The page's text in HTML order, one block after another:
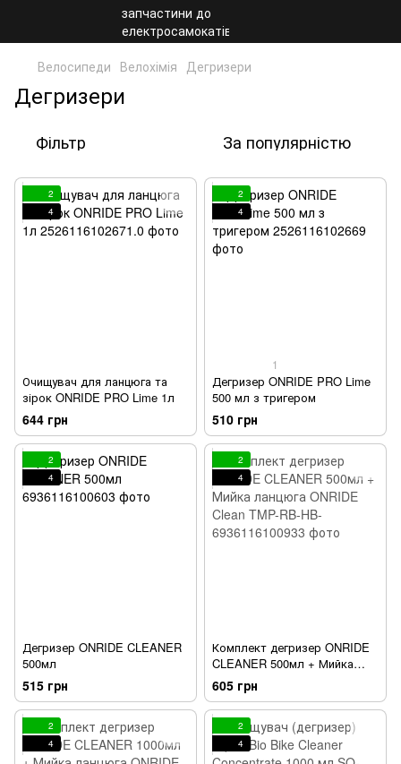
Велосипеди Велохімія Дегризери
Дегризери
Фільтр За популярністю
2
4
Очищувач для ланцюга та
зірок ONRIDE PRO Lime 1л
644 грн
2
4
1
Дегризер ONRIDE PRO Lime
500 мл з тригером
510 грн
2
4
Дегризер ONRIDE CLEANER
500мл
515 грн
2
4
Комплект дегризер ONRIDE
CLEANER 500мл + Мийка
ланцюга ONRIDE Clean
605 грн
2
4
2
4